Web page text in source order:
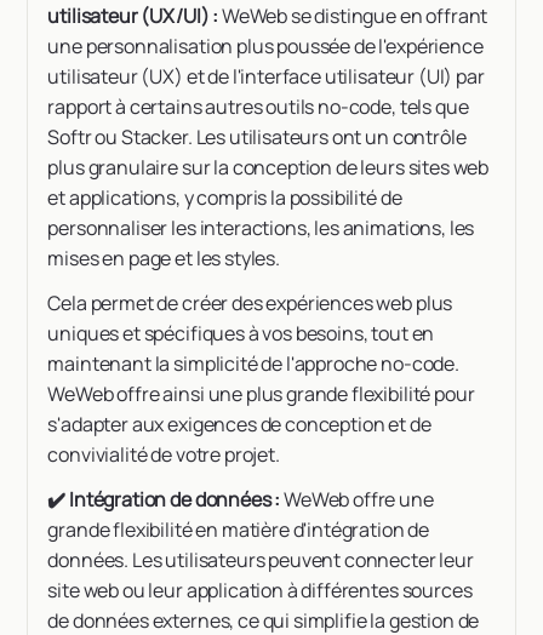
utilisateur (UX/UI) :WeWeb se distingue en offrant
une personnalisation plus poussée de l'expérience
utilisateur (UX) et de l'interface utilisateur (UI) par
rapport à certains autres outils no-code, tels que
Softr ou Stacker. Les utilisateurs ont un contrôle
plus granulaire sur la conception de leurs sites web
et applications, y compris la possibilité de
personnaliser les interactions, les animations, les
mises en page et les styles.
Cela permet de créer des expériences web plus
uniques et spécifiques à vos besoins, tout en
maintenant la simplicité de l'approche no-code.
WeWeb offre ainsi une plus grande flexibilité pour
s'adapter aux exigences de conception et de
convivialité de votre projet.
✔️ Intégration de données :WeWeb offre une
grande flexibilité en matière d'intégration de
données. Les utilisateurs peuvent connecter leur
site web ou leur application à différentes sources
de données externes, ce qui simplifie la gestion de